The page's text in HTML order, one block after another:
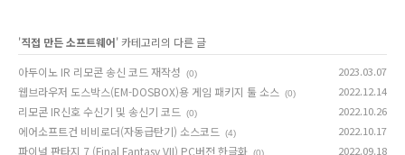
'직접 만든 소프트웨어' 카테고리의 다른 글
아두이노 IR 리모콘 송신 코드 재작성
(0) 2023.03.07
웹브라우저 도스박스(EM-DOSBOX)용 게임 패키지 툴 소스 (0) 2022.12.14
리모콘 IR신호 수신기 및 송신기 코드 (0) 2022.10.26
에어소프트건 비비로더(자동급탄기) 소스코드 (4) 2022.10.17
파이널 판타지 7 (Final Fantasy VII) PC버전 한글화 (0) 2022.09.18